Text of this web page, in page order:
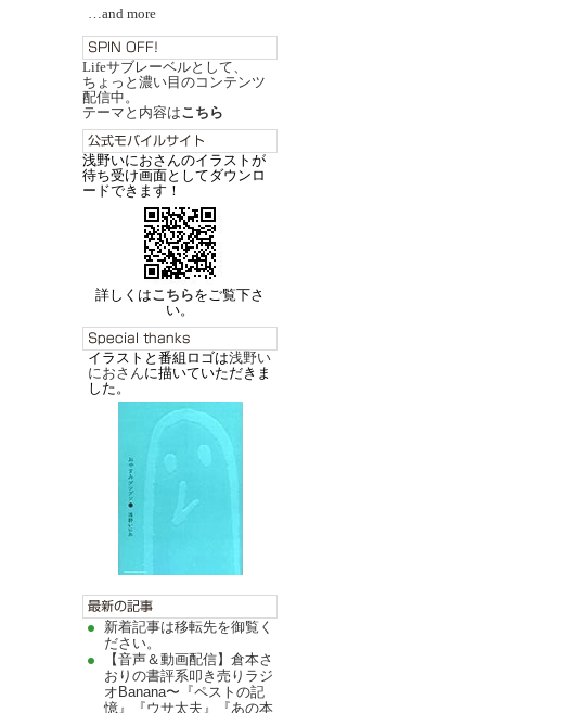
…and more
Lifeサブレーベルとして、
ちょっと濃い目のコンテンツ
配信中。
テーマと内容はこちら
浅野いにおさんのイラストが
待ち受け画面としてダウンロ
ードできます！
詳しくはこちらをご覧下さ
い。
イラストと番組ロゴは浅野い
におさんに描いていただきま
した。
新着記事は移転先を御覧く
ださい。
【音声＆動画配信】倉本さ
おりの書評系叩き売りラジ
オBanana〜『ペストの記
憶』『ウサ太夫』『あの本